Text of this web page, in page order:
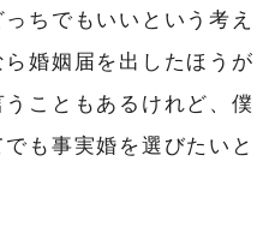
ちでもいいという考え
婚姻届を出したほうが
こともあるけれど、僕
も事実婚を選びたいと